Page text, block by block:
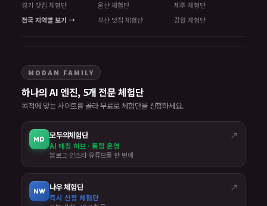
경기 맛집 체험단
전국 지역별 보기 →
울산 체험단
부산 맛집 체험단
제주 체험단
강원 체험단
MODAN FAMILY
하나의 AI 엔진, 5개 전문 체험단
목적에 맞는 사이트를 골라 무료로 체험단을 신청하세요.
MD 모두의체험단 ↗
AI 매칭 허브 · 통합 운영
블로그·인스타·유튜브를 한 번에
NW 나우 체험단 ↗
즉시 신청 체험단